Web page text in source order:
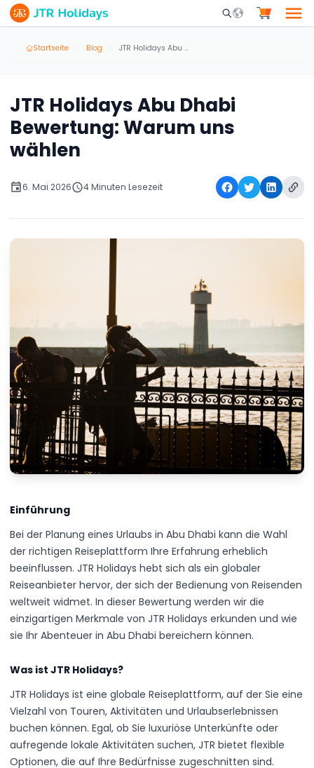
Mobile Search
Startseite Blog JTR Holidays Abu Dhabi Bewertung: Warum uns wählen
JTR Holidays Abu Dhabi
Bewertung: Warum uns
wählen
6. Mai 2026 4 Minuten Lesezeit
Einführung
Bei der Planung eines Urlaubs in Abu Dhabi kann die Wahl
der richtigen Reiseplattform Ihre Erfahrung erheblich
beeinflussen. JTR Holidays hebt sich als ein globaler
Reiseanbieter hervor, der sich der Bedienung von Reisenden
weltweit widmet. In dieser Bewertung werden wir die
einzigartigen Merkmale von JTR Holidays erkunden und wie
sie Ihr Abenteuer in Abu Dhabi bereichern können.
Was ist JTR Holidays?
JTR Holidays ist eine globale Reiseplattform, auf der Sie eine
Vielzahl von Touren, Aktivitäten und Urlaubserlebnissen
buchen können. Egal, ob Sie luxuriöse Unterkünfte oder
aufregende lokale Aktivitäten suchen, JTR bietet flexible
Optionen, die auf Ihre Bedürfnisse zugeschnitten sind.